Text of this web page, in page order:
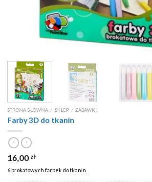
STRONA GŁÓWNA / SKLEP / ZABAWKI
Farby 3D do tkanin
16,00 zł
6 brokatowych farbek do tkanin.